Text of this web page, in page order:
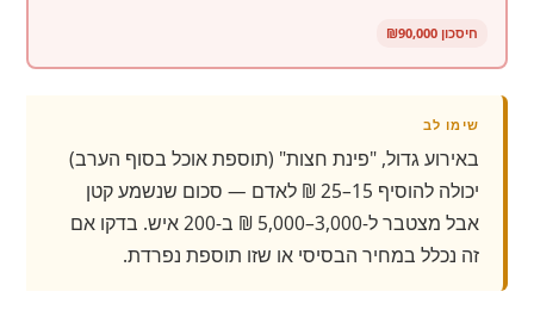
חיסכון ₪90,000
שימו לב
באירוע גדול, "פינת חצות" (תוספת אוכל בסוף הערב)
יכולה להוסיף 15–25 ₪ לאדם — סכום שנשמע קטן
אבל מצטבר ל-3,000–5,000 ₪ ב-200 איש. בדקו אם
זה נכלל במחיר הבסיסי או שזו תוספת נפרדת.